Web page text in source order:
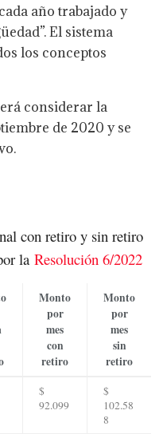
año trabajado y
El sistema
los conceptos
considerar la
de 2020 y se
con retiro y sin retiro
la Resolución 6/2022
Monto
por
mes
con
retiro
Monto
por
mes
sin
retiro
$
92.099
$
102.58
8